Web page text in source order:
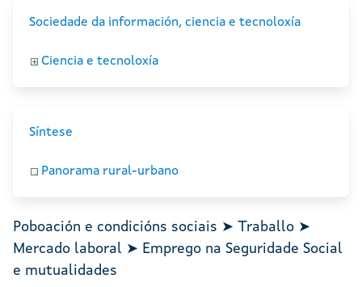
Sociedade da información, ciencia e tecnoloxía
Ciencia e tecnoloxía
Síntese
Panorama rural-urbano
Poboación e condicións sociais ➤ Traballo ➤
Mercado laboral ➤ Emprego na Seguridade Social
e mutualidades